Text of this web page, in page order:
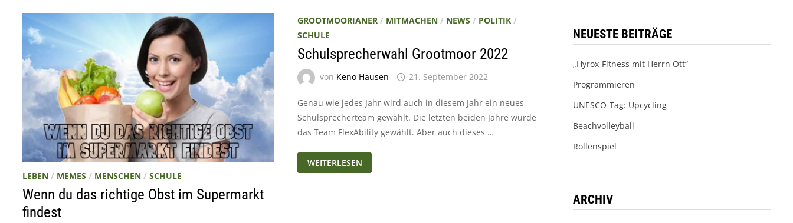
LEBEN / MEMES / MENSCHEN /SCHULE
Wenn du das richtige Obst im Supermarkt
findest
GROOTMOORIANER/ MITMACHEN/ NEWS / POLITIK/
SCHULE
Schulsprecherwahl Grootmoor 2022
von Keno Hausen 21. September 2022
Genau wie jedes Jahr wird auch in diesem Jahr ein neues
Schulsprecherteam gewählt. Die letzten beiden Jahre wurde
das Team FlexAbility gewählt. Aber auch dieses …
SCHULSPRECHERWAHL
GROOTMOOR
2022
WEITERLESEN
NEUESTE BEITRÄGE
„Hyrox-Fitness mit Herrn Ott“
Programmieren
UNESCO-Tag: Upcycling
Beachvolleyball
Rollenspiel
ARCHIV